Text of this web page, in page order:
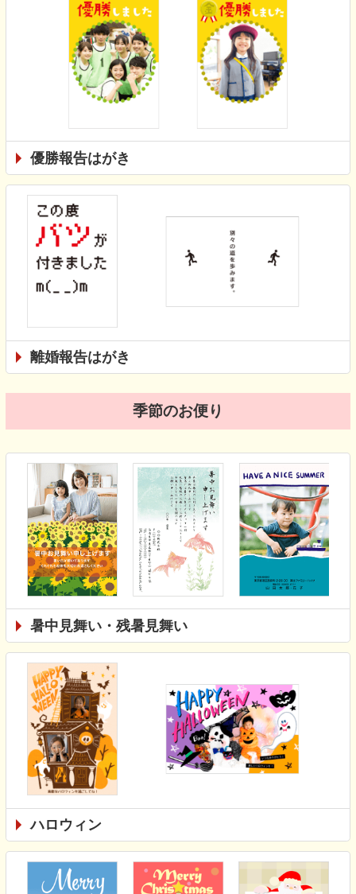
優勝報告はがき
離婚報告はがき
季節のお便り
暑中見舞い・残暑見舞い
ハロウィン